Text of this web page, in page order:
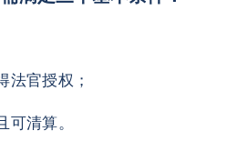
法官授权；
可清算。